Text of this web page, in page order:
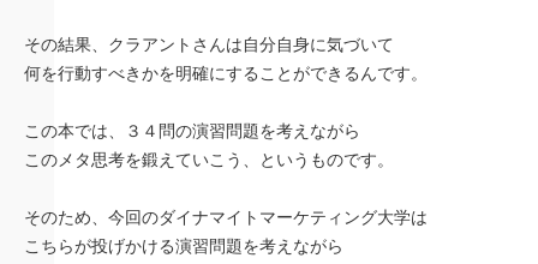
その結果、クラアントさんは自分自身に気づいて
何を行動すべきかを明確にすることができるんです。
この本では、３４問の演習問題を考えながら
このメタ思考を鍛えていこう、というものです。
そのため、今回のダイナマイトマーケティング大学は
こちらが投げかける演習問題を考えながら